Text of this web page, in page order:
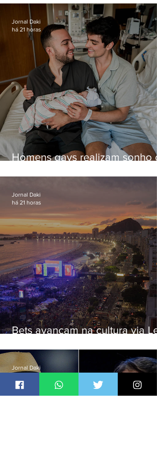
enquanto aguardava segundo
voo
Homens gays realizam sonho
paternidade
Jornal Daki
há 21 horas
Bets avançam na cultura via Lei
artistas
Jornal Daki
há 21 horas
Jornal Daki